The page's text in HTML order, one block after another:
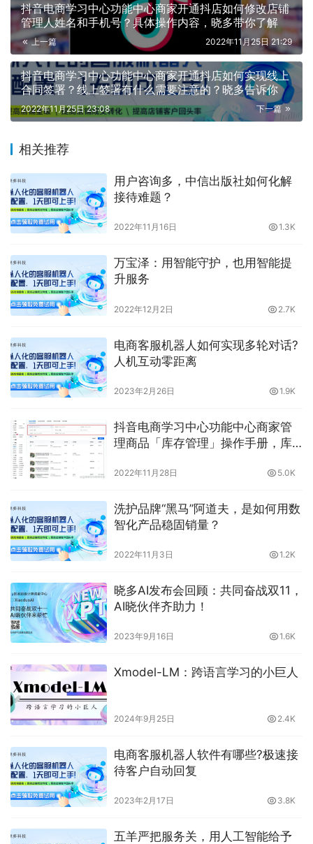
抖音电商学习中心功能中心商家开通抖店如何修改店铺
管理人姓名和手机号？具体操作内容，晓多带你了解
上一篇 2022年11月25日 21:29
抖音电商学习中心功能中心商家开通抖店如何实现线上
合同签署？线上签署有什么需要注意的？晓多告诉你
下一篇
2022年11月25日 23:08
相关推荐
用户咨询多，中信出版社如何化解
接待难题？
2022年11月16日 1.3K
万宝泽：用智能守护，也用智能提
升服务
2022年12月2日 2.7K
电商客服机器人如何实现多轮对话?
人机互动零距离
2023年2月26日 1.9K
抖音电商学习中心功能中心商家管
理商品「库存管理」操作手册，库
诉你
2022年11月28日 5.0K
洗护品牌“黑马”阿道夫，是如何用数
智化产品稳固销量？
2022年11月3日 1.2K
晓多AI发布会回顾：共同奋战双11，
AI晓伙伴齐助力！
2023年9月16日 1.6K
Xmodel-LM：跨语言学习的小巨人
2024年9月25日 2.4K
电商客服机器人软件有哪些?极速接
待客户自动回复
2023年2月17日 3.8K
五羊严把服务关，用人工智能给予